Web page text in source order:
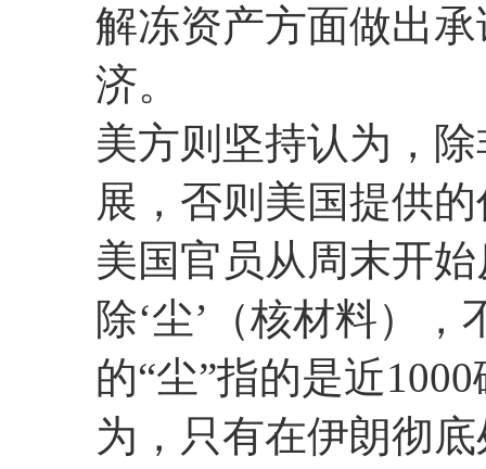
解冻资产方面做出
济。
美方则坚持认为，
展，否则美国提供
美国官员从周末开
除‘尘’（核材料），
的“尘”指的是近
为，只有在伊朗彻